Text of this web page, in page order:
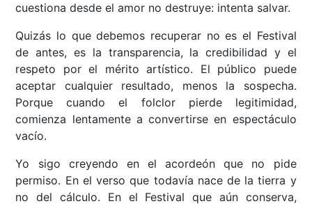
cuestiona desde el amor no destruye: intenta salvar.
Quizás lo que debemos recuperar no es el Festival
de antes, es la transparencia, la credibilidad y el
respeto por el mérito artístico. El público puede
aceptar cualquier resultado, menos la sospecha.
Porque cuando el folclor pierde legitimidad,
comienza lentamente a convertirse en espectáculo
vacío.
Yo sigo creyendo en el acordeón que no pide
permiso. En el verso que todavía nace de la tierra y
no del cálculo. En el Festival que aún conserva,